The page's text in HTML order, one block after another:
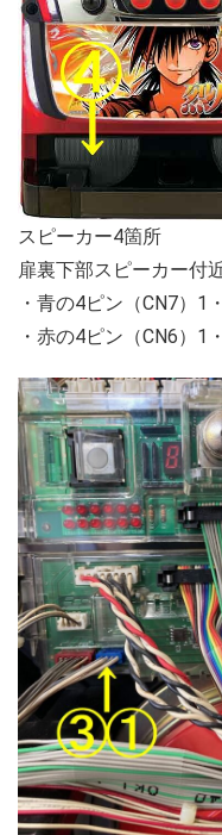
スピーカー4箇所
扉裏下部スピーカー付
・青の4ピン（CN7）
・赤の4ピン（CN6）